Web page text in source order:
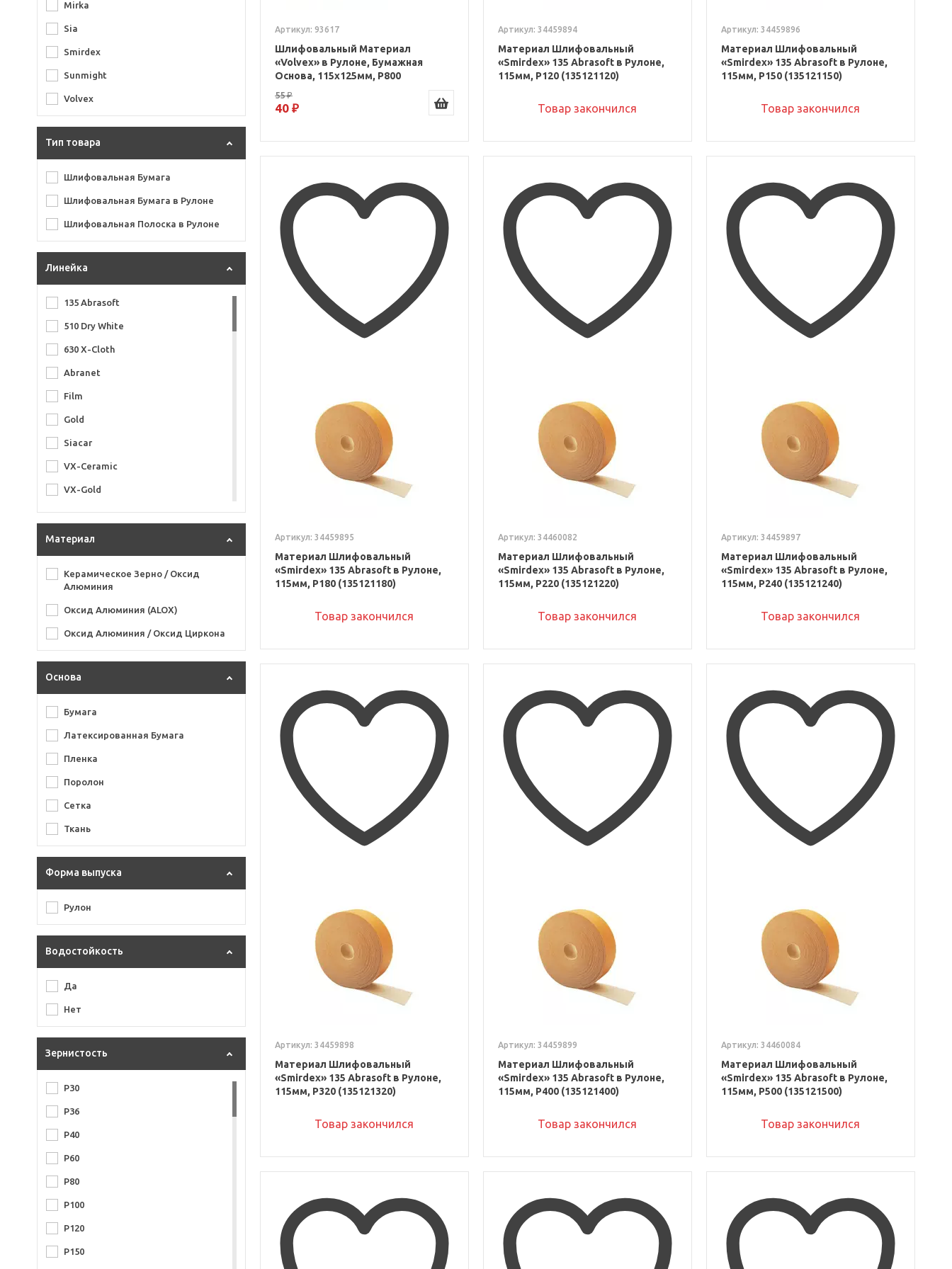
Mirka
Sia
Smirdex
Sunmight
Volvex
Тип товара
Шлифовальная Бумага
Шлифовальная Бумага в Рулоне
Шлифовальная Полоска в Рулоне
Линейка
135 Abrasoft
510 Dry White
630 X-Cloth
Abranet
Film
Gold
Siacar
VX-Ceramic
VX-Gold
VX-Starcke
Материал
Керамическое Зерно / Оксид
Алюминия
Оксид Алюминия (ALOX)
Оксид Алюминия / Оксид Циркона
Основа
Бумага
Латексированная Бумага
Пленка
Поролон
Сетка
Ткань
Форма выпуска
Рулон
Водостойкость
Да
Нет
Зернистость
P30
P36
P40
P60
P80
P100
P120
P150
Артикул: 93617
Шлифовальный Материал
«Volvex» в Рулоне, Бумажная
Основа, 115x125мм, P800
55 ₽
40 ₽
Артикул: 34459894
Материал Шлифовальный
«Smirdex» 135 Abrasoft в Рулоне,
115мм, P120 (135121120)
Товар закончился
Артикул: 34459896
Материал Шлифовальный
«Smirdex» 135 Abrasoft в Рулоне,
115мм, P150 (135121150)
Товар закончился
Артикул: 34459895
Материал Шлифовальный
«Smirdex» 135 Abrasoft в Рулоне,
115мм, P180 (135121180)
Товар закончился
Артикул: 34460082
Материал Шлифовальный
«Smirdex» 135 Abrasoft в Рулоне,
115мм, P220 (135121220)
Товар закончился
Артикул: 34459897
Материал Шлифовальный
«Smirdex» 135 Abrasoft в Рулоне,
115мм, P240 (135121240)
Товар закончился
Артикул: 34459898
Материал Шлифовальный
«Smirdex» 135 Abrasoft в Рулоне,
115мм, P320 (135121320)
Товар закончился
Артикул: 34459899
Материал Шлифовальный
«Smirdex» 135 Abrasoft в Рулоне,
115мм, P400 (135121400)
Товар закончился
Артикул: 34460084
Материал Шлифовальный
«Smirdex» 135 Abrasoft в Рулоне,
115мм, P500 (135121500)
Товар закончился